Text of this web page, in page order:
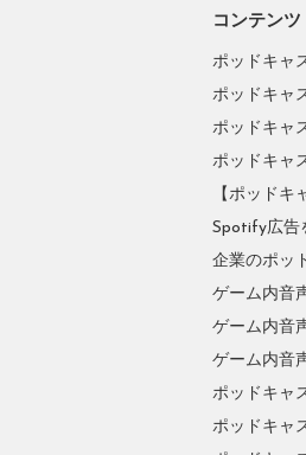
コンテンツ
ポッドキャ
ポッドキャ
ポッドキャ
ポッドキャ
【ポッド
Spotify広告
企業のポッ
ゲーム内音
ゲーム内音
ゲーム内音
ポッドキャ
ポッドキャ